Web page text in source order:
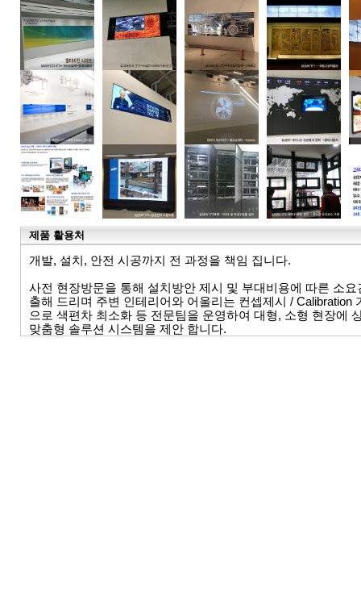
제품 활용처
개발, 설치, 안전 시공까지 전 과정을 책임 집니다.
사전 현장방문을 통해 설치방안 제시 및 부대비용에 따른 소요
출해 드리며 주변 인테리어와 어울리는 컨셉제시 / Calibration
으로 색편차 최소화 등 전문팀을 운영하여 대형, 소형 현장에
맞춤형 솔루션 시스템을 제안 합니다.